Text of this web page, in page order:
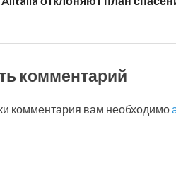
комментарий
комментария вам необходимо